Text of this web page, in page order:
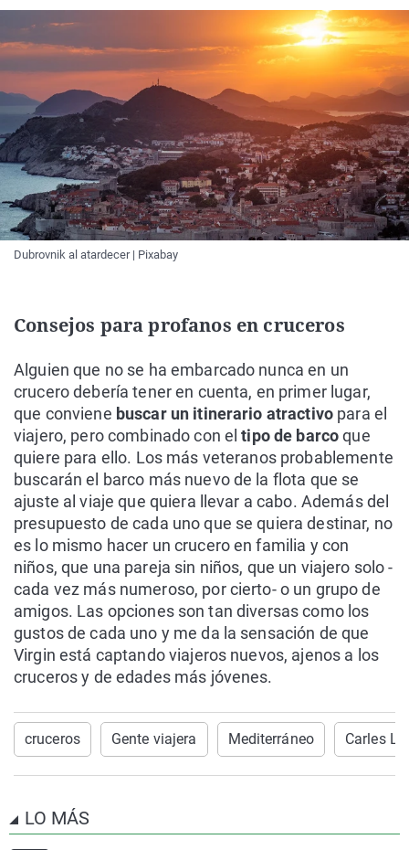
Dubrovnik al atardecer | Pixabay
Consejos para profanos en cruceros
Alguien que no se ha embarcado nunca en un
crucero debería tener en cuenta, en primer lugar,
que conviene buscar un itinerario atractivo para el
viajero, pero combinado con eltipo de barcoque
quiere para ello. Los más veteranos probablemente
buscarán el barco más nuevo de la flota que se
ajuste al viaje que quiera llevar a cabo. Además del
presupuesto de cada uno que se quiera destinar, no
es lo mismo hacer un crucero en familia y con
niños, que una pareja sin niños, que un viajero solo -
cada vez más numeroso, por cierto- o un grupo de
amigos. Las opciones son tan diversas como los
gustos de cada uno y me da la sensación de que
Virgin está captando viajeros nuevos, ajenos a los
cruceros y de edades más jóvenes.
cruceros Gente viajera Mediterráneo Carles
LO MÁS